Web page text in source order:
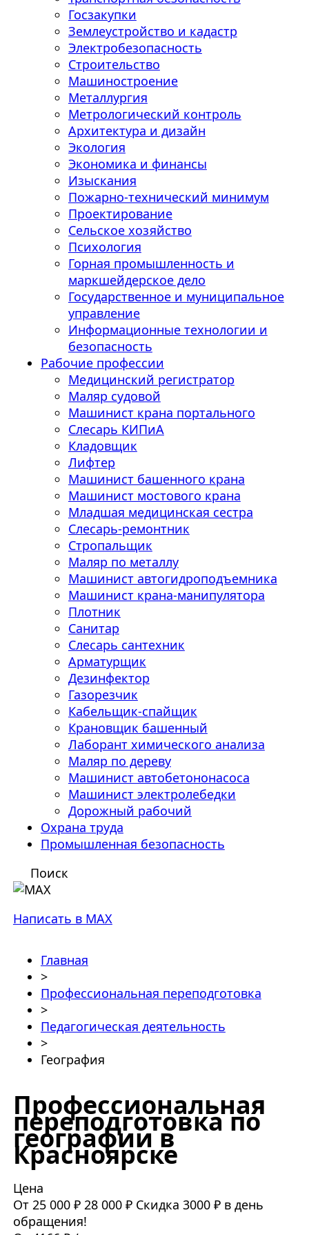
Госзакупки
Землеустройство и кадастр
Электробезопасность
Строительство
Машиностроение
Металлургия
Метрологический контроль
Архитектура и дизайн
Экология
Экономика и финансы
Изыскания
Пожарно-технический минимум
Проектирование
Сельское хозяйство
Психология
Горная промышленность и
маркшейдерское дело
Государственное и муниципальное
управление
Информационные технологии и
безопасность
Рабочие профессии
Медицинский регистратор
Маляр судовой
Машинист крана портального
Слесарь КИПиА
Кладовщик
Лифтер
Машинист башенного крана
Машинист мостового крана
Младшая медицинская сестра
Слесарь-ремонтник
Стропальщик
Маляр по металлу
Машинист автогидроподъемника
Машинист крана-манипулятора
Плотник
Санитар
Слесарь сантехник
Арматурщик
Дезинфектор
Газорезчик
Кабельщик-спайщик
Крановщик башенный
Лаборант химического анализа
Маляр по дереву
Машинист автобетононасоса
Машинист электролебедки
Дорожный рабочий
Охрана труда
Промышленная безопасность
Поиск
Написать в MAX
Главная
>
Профессиональная переподготовка
>
Педагогическая деятельность
>
География
Профессиональная
переподготовка по
географии в
Красноярске
Цена
От 25 000 ₽ 28 000 ₽ Скидка 3000 ₽ в день
обращения!